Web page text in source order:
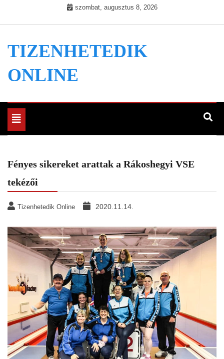
szombat, augusztus 8, 2026
TIZENHETEDIK
ONLINE
Toggle
navigation
Fényes sikereket arattak a Rákoshegyi VSE
tekézői
Tizenhetedik Online 2020.11.14.